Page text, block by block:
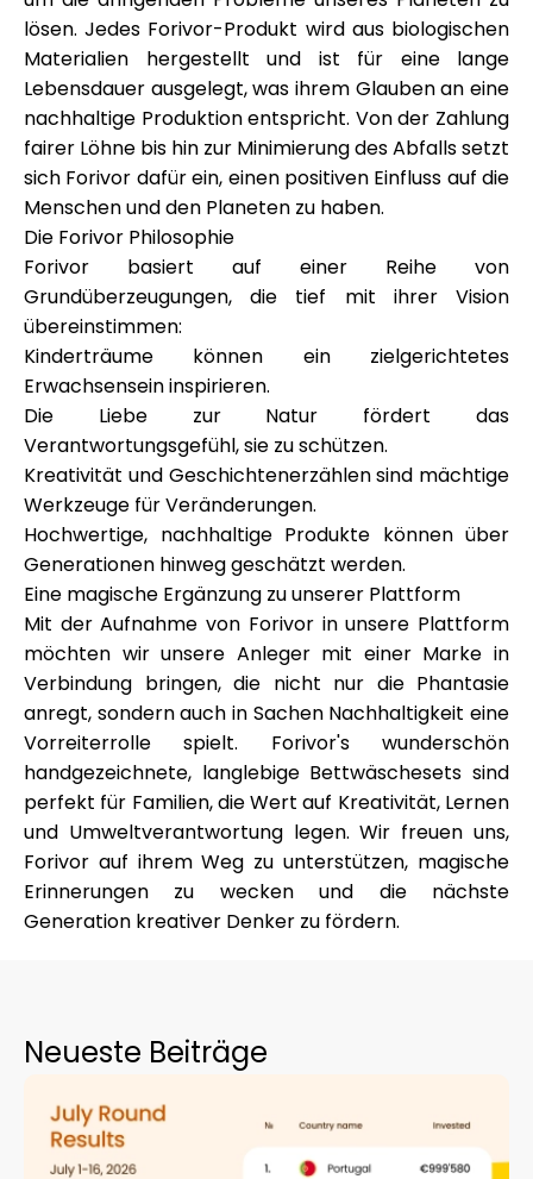
lösen. Jedes Forivor-Produkt wird aus biologischen
Materialien hergestellt und ist für eine lange
Lebensdauer ausgelegt, was ihrem Glauben an eine
nachhaltige Produktion entspricht. Von der Zahlung
fairer Löhne bis hin zur Minimierung des Abfalls setzt
sich Forivor dafür ein, einen positiven Einfluss auf die
Menschen und den Planeten zu haben.
Die Forivor Philosophie
Forivor basiert auf einer Reihe von
Grundüberzeugungen, die tief mit ihrer Vision
übereinstimmen:
Kinderträume können ein zielgerichtetes
Erwachsensein inspirieren.
Die Liebe zur Natur fördert das
Verantwortungsgefühl, sie zu schützen.
Kreativität und Geschichtenerzählen sind mächtige
Werkzeuge für Veränderungen.
Hochwertige, nachhaltige Produkte können über
Generationen hinweg geschätzt werden.
Eine magische Ergänzung zu unserer Plattform
Mit der Aufnahme von Forivor in unsere Plattform
möchten wir unsere Anleger mit einer Marke in
Verbindung bringen, die nicht nur die Phantasie
anregt, sondern auch in Sachen Nachhaltigkeit eine
Vorreiterrolle spielt. Forivor's wunderschön
handgezeichnete, langlebige Bettwäschesets sind
perfekt für Familien, die Wert auf Kreativität, Lernen
und Umweltverantwortung legen. Wir freuen uns,
Forivor auf ihrem Weg zu unterstützen, magische
Erinnerungen zu wecken und die nächste
Generation kreativer Denker zu fördern.
Neueste Beiträge